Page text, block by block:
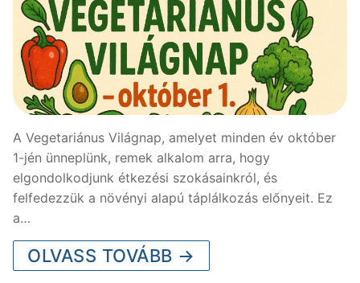
A Vegetariánus Világnap, amelyet minden év október
1-jén ünneplünk, remek alkalom arra, hogy
elgondolkodjunk étkezési szokásainkról, és
felfedezzük a növényi alapú táplálkozás előnyeit. Ez
a…
OLVASS TOVÁBB →